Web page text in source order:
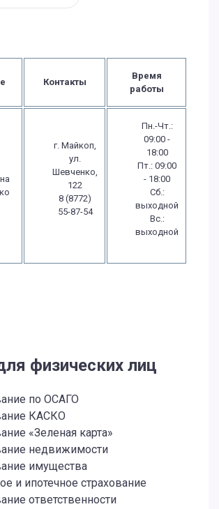
Контакты
Время
работы
г. Майкоп,
ул.
Шевченко,
122
8 (8772)
55-87-54
Пн.-Чт.:
09:00 -
18:00
Пт.: 09:00
- 18:00
Сб.:
выходной
Вс.:
выходной
физических лиц
по ОСАГО
КАСКО
«Зеленая карта»
недвижимости
имущества
и ипотечное страхование
ответственности